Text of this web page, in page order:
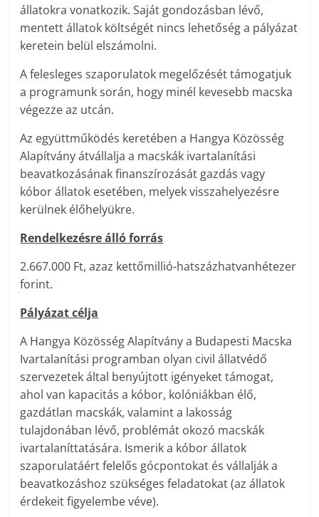
állatokra vonatkozik. Saját gondozásban lévő,
mentett állatok költségét nincs lehetőség a pályázat
keretein belül elszámolni.
A felesleges szaporulatok megelőzését támogatjuk
a programunk során, hogy minél kevesebb macska
végezze az utcán.
Az együttműködés keretében a Hangya Közösség
Alapítvány átvállalja a macskák ivartalanítási
beavatkozásának finanszírozását gazdás vagy
kóbor állatok esetében, melyek visszahelyezésre
kerülnek élőhelyükre.
Rendelkezésre álló forrás
2.667.000 Ft, azaz kettőmillió-hatszázhatvanhétezer
forint.
Pályázat célja
A Hangya Közösség Alapítvány a Budapesti Macska
Ivartalanítási programban olyan civil állatvédő
szervezetek által benyújtott igényeket támogat,
ahol van kapacitás a kóbor, kolóniákban élő,
gazdátlan macskák, valamint a lakosság
tulajdonában lévő, problémát okozó macskák
ivartalaníttatására. Ismerik a kóbor állatok
szaporulatáért felelős gócpontokat és vállalják a
beavatkozáshoz szükséges feladatokat (az állatok
érdekeit figyelembe véve).